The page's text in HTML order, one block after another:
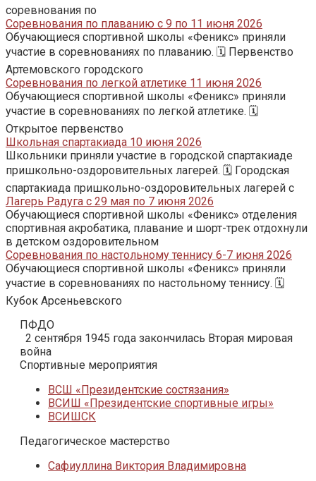
соревнования по
Соревнования по плаванию с 9 по 11 июня 2026
Обучающиеся спортивной школы «Феникс» приняли
участие в соревнованиях по плаванию. 🗓️ Первенство
Артемовского городского
Соревнования по легкой атлетике 11 июня 2026
Обучающиеся спортивной школы «Феникс» приняли
участие в соревнованиях по легкой атлетике. 🗓️
Открытое первенство
Школьная спартакиада 10 июня 2026
Школьники приняли участие в городской спартакиаде
пришкольно-оздоровительных лагерей. 🗓️ Городская
спартакиада пришкольно-оздоровительных лагерей с
Лагерь Радуга с 29 мая по 7 июня 2026
Обучающиеся спортивной школы «Феникс» отделения
спортивная акробатика, плавание и шорт-трек отдохнули
в детском оздоровительном
Соревнования по настольному теннису 6-7 июня 2026
Обучающиеся спортивной школы «Феникс» приняли
участие в соревнованиях по настольному теннису. 🗓️
Кубок Арсеньевского
ПФДО
2 сентября 1945 года закончилась Вторая мировая
война
Спортивные мероприятия
ВСШ «Президентские состязания»
ВСИШ «Президентские спортивные игры»
ВСИШСК
Педагогическое мастерство
Сафиуллина Виктория Владимировна